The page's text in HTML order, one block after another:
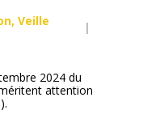
, Veille
2024 du
attention